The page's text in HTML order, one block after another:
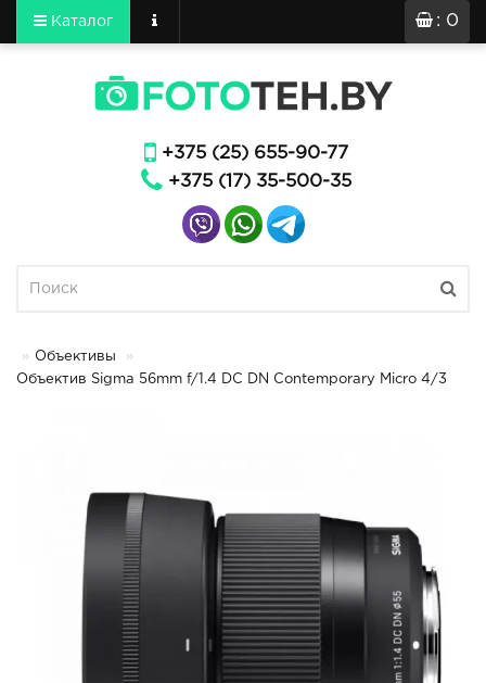
: 0
Каталог
+375 (25) 655-90-77
+375 (17) 35-500-35
Объективы
Объектив Sigma 56mm f/1.4 DC DN Contemporary Micro 4/3